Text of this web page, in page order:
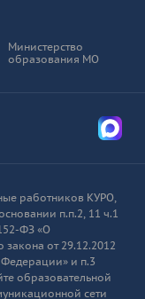
Министерство
образования МО
Мы в
работников КУРО,
п.п.2, 11 ч.1
ФЗ «О
закона от 29.12.2012
и п.3
образовательной
сети